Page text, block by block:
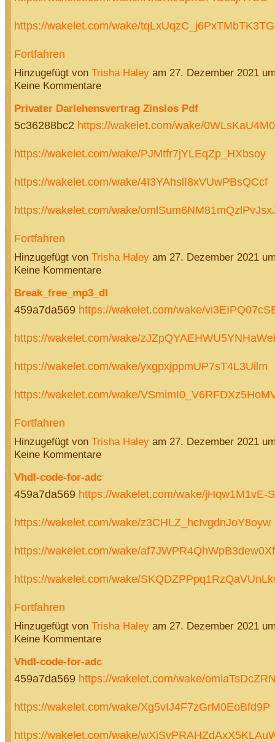
https://wakelet.com/wake/
Fortfahren
Hinzugefügt von Trisha Haleyam 27. Dezember 2021
Keine Kommentare
Privater Darlehensvertrag Zinslos Pdf
5c36288bc2 https://wakelet.com/wake/
https://wakelet.com/wake/PJMtfr7jYLEqZp_HXbsoy
https://wakelet.com/wake/4I3YAhslI8xVUwPBsQCcf
https://wakelet.com/wake/
Fortfahren
Hinzugefügt von Trisha Haleyam 27. Dezember 2021
Keine Kommentare
Break_free_mp3_dl
459a7da569 https://wakelet.com/wake/
https://wakelet.com/wake/
https://wakelet.com/wake/yxgpxjppmUP7sT4L3Uilm
https://wakelet.com/wake/
Fortfahren
Hinzugefügt von Trisha Haleyam 27. Dezember 2021
Keine Kommentare
Vhdl-code-for-adc
459a7da569 https://wakelet.com/wake/jHqw1M1vE-
https://wakelet.com/wake/z3CHLZ_hcIvgdnJoY8oyw
https://wakelet.com/wake/
https://wakelet.com/wake/
Fortfahren
Hinzugefügt von Trisha Haleyam 27. Dezember 2021
Keine Kommentare
Vhdl-code-for-adc
459a7da569 https://wakelet.com/wake/
https://wakelet.com/wake/Xg5vIJ4F7zGrM0EoBfd9P
https://wakelet.com/wake/